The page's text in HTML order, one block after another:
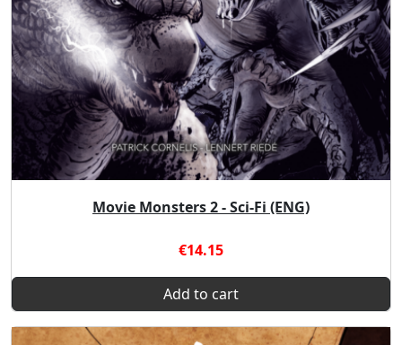
Movie Monsters 2 - Sci-Fi (ENG)
€14.15
Add to cart